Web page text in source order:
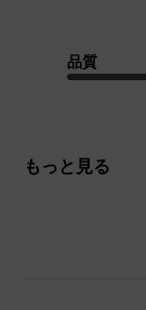
品質
もっと見る